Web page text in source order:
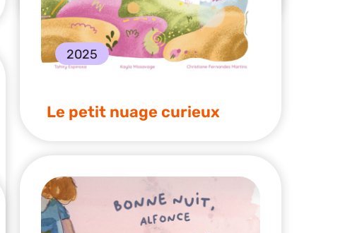
2025
Le petit nuage curieux